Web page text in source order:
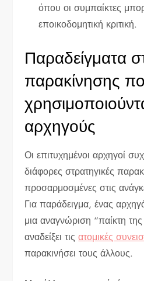
όπου οι συμπαίκτες
εποικοδομητική κριτική.
Παραδείγματα
παρακίνησης
αρχηγούς
Οι επιτυχημένοι αρχηγοί
διάφορες στρατηγικές
προσαρμοσμένες στις
Για παράδειγμα, ένας
μια αναγνώριση “παίκτη
αναδείξει τιςατομικές
παρακινήσει τους άλλους.